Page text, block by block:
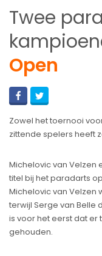
Twee
Open
Zowel het toernooi
zittende spelers heeft
Michelovic van Velzen
titel bij het paradarts
Michelovic van Velzen
terwijl Serge van Belle
is voor het eerst dat
gehouden.